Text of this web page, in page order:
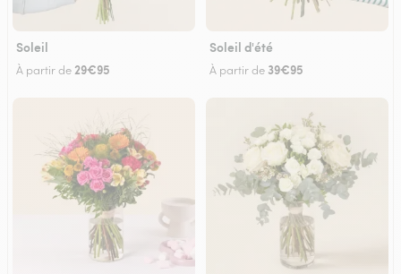
Soleil
À partir de 29€95
Soleil d'été
À partir de 39€95